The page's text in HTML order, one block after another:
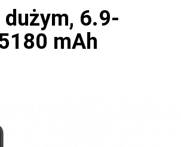
dużym, 6.9-
mAh